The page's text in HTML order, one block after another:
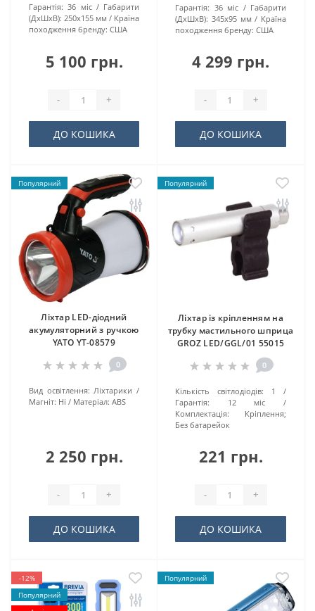
Гарантія: 36 міс
Габарити
(ДхШхВ): 250х155 мм
Країна
походження бренду: США
5 100 грн.
- +
ДО КОШИКА
Гарантія: 36 міс
Габарити
(ДхШхВ): 345х95 мм
Країна
походження бренду: США
4 299 грн.
- +
ДО КОШИКА
Популярний
Ліхтар LED-діодний
акумуляторний з ручкою
YATO YT-08579
0
Вид освітлення: Ліхтарики
Магніт: Ні Матеріал: ABS
2 250 грн.
- +
ДО КОШИКА
Популярний
Ліхтар із кріпленням на
трубку мастильного шприца
GROZ LED/GGL/01 55015
0
Кількість світлодіодів:
1
Гарантія:
12 міс
Комплектація:
Кріплення;
Без батарейок
221 грн.
- +
ДО КОШИКА
-12%
Популярний
Популярний